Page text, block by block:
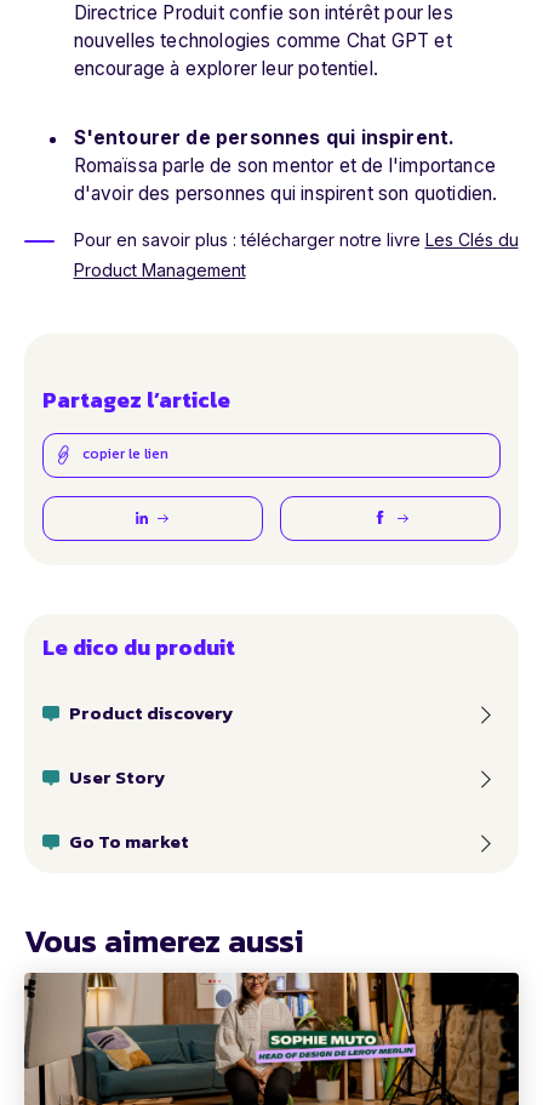
Directrice Produit confie son intérêt pour les
nouvelles technologies comme Chat GPT et
encourage à explorer leur potentiel.
S'entourer de personnes qui inspirent.
Romaïssa parle de son mentor et de l'importance
d'avoir des personnes qui inspirent son quotidien.
Pour en savoir plus : télécharger notre livre Les Clés du
Product Management
Partagez l’article
copier le lien
Le dico du produit
Product discovery
User Story
Go To market
Vous aimerez aussi